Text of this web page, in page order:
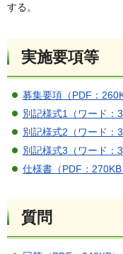
する。
実施要項等
募集要項（PDF：
別記様式1（ワード：
別記様式2（ワード：
別記様式3（ワード：
仕様書（PDF：270KB
質問